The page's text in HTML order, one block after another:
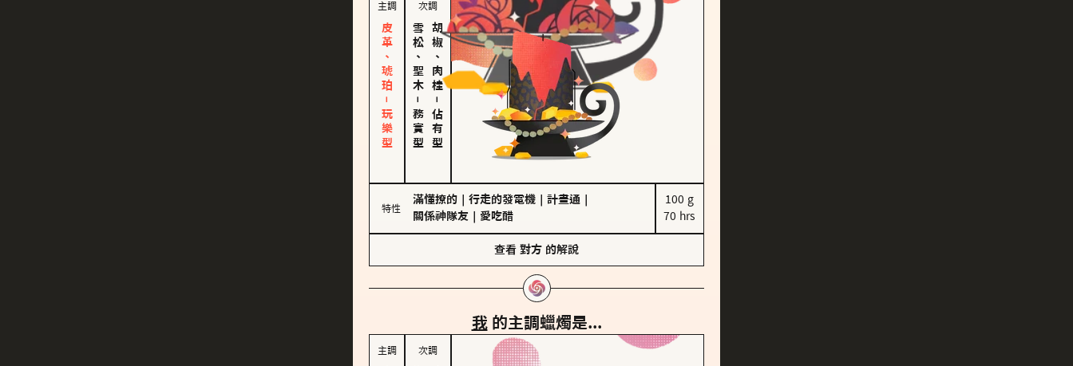
主調
皮革、琥珀－玩樂型
次調
雪松、聖木
－
務實型
胡椒、肉桂
－
佔有型
特性
滿懂撩的 行走的發電機 計畫通
關係神隊友
愛吃醋
100 g
70 hrs
查看 對方 的解說
我 的主調蠟燭是...
主調 次調